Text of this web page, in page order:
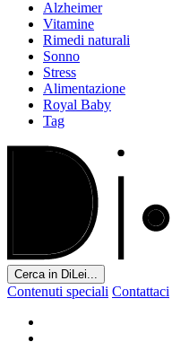
Alzheimer
Vitamine
Rimedi naturali
Sonno
Stress
Alimentazione
Royal Baby
Tag
Cerca in DiLei...
Contenuti speciali Contattaci